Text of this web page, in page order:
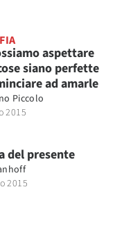
aspettare
siano perfette
ad amarle
Piccolo
2015
del presente
2015